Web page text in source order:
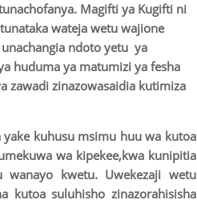
Magifti ya Kugifti ni
wateja wetu wajione
ndoto yetu ya
huduma ya matumizi ya fesha
zawadi zinazowasaidia kutimiza
yake kuhusu msimu huu wa kutoa
wa kipekee,kwa kunipitia
kwetu. Uwekezaji wetu
kutoa suluhisho zinazorahisisha